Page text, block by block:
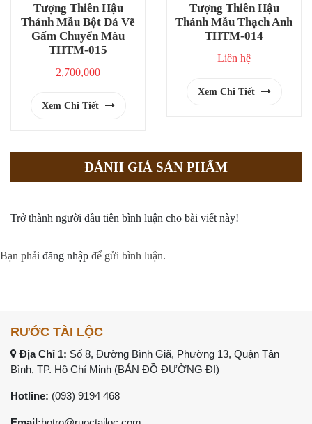
Tượng Thiên Hậu
Thánh Mẫu Bột Đá Vẽ
Gấm Chuyển Màu
THTM-015
2,700,000
Xem Chi Tiết
Tượng Thiên Hậu
Thánh Mẫu Thạch Anh
THTM-014
Liên hệ
Xem Chi Tiết
ĐÁNH GIÁ SẢN PHẨM
Trở thành người đầu tiên bình luận cho bài viết này!
Bạn phải đăng nhập để gửi bình luận.
RƯỚC TÀI LỘC
Địa Chỉ 1: Số 8, Đường Bình Giã, Phường 13, Quận Tân
Bình, TP. Hồ Chí Minh (BẢN ĐỒ ĐƯỜNG ĐI)
Hotline: (093) 9194 468